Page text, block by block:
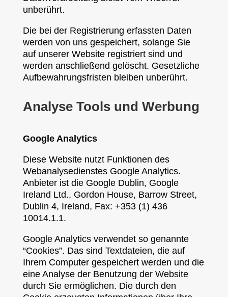
unberührt.
Die bei der Registrierung erfassten Daten
werden von uns gespeichert, solange Sie
auf unserer Website registriert sind und
werden anschließend gelöscht. Gesetzliche
Aufbewahrungsfristen bleiben unberührt.
Analyse Tools und Werbung
Google Analytics
Diese Website nutzt Funktionen des
Webanalysedienstes Google Analytics.
Anbieter ist die Google Dublin, Google
Ireland Ltd., Gordon House, Barrow Street,
Dublin 4, Ireland, Fax: +353 (1) 436
10014.1.1.
Google Analytics verwendet so genannte
“Cookies”. Das sind Textdateien, die auf
Ihrem Computer gespeichert werden und die
eine Analyse der Benutzung der Website
durch Sie ermöglichen. Die durch den